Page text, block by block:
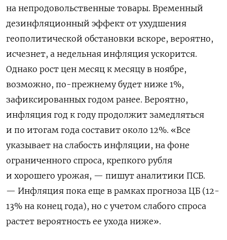
на непродовольственные товары. Временный
дезинфляционный эффект от ухудшения
геополитической обстановки вскоре, вероятно,
исчезнет, а недельная инфляция ускорится.
Однако рост цен месяц к месяцу в ноябре,
возможно, по-прежнему будет ниже 1%,
зафиксированных годом ранее. Вероятно,
инфляция год к году продолжит замедляться
и по итогам года составит около 12%. «Все
указывает на слабость инфляции, на фоне
ограниченного спроса, крепкого рубля
и хорошего урожая, — пишут аналитики ПСБ.
— Инфляция пока еще в рамках прогноза ЦБ (12-
13% на конец года), но с учетом слабого спроса
растет вероятность ее ухода ниже».